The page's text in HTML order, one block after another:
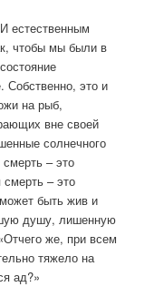
естественным
чтобы мы были в
Собственно, это и
на рыб,
вне своей
солнечного
– это
– это
быть жив и
душу, лишенную
же, при всем
тяжело на
ад?»